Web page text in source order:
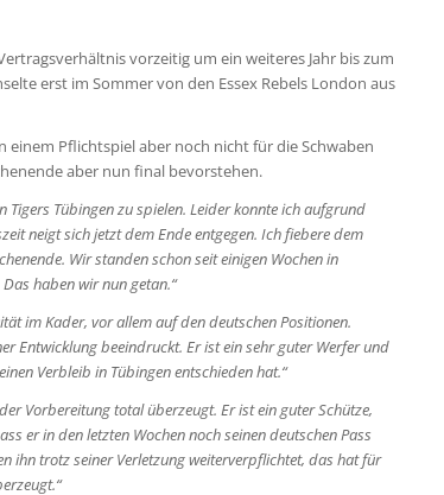
vorzeitig um ein weiteres Jahr bis zum
erst im Sommer von den Essex Rebels London aus
einem Pflichtspiel aber noch nicht für die Schwaben
aber nun final bevorstehen.
Tigers Tübingen zu spielen. Leider konnte ich aufgrund
neigt sich jetzt dem Ende entgegen. Ich fiebere dem
Wir standen schon seit einigen Wochen in
haben wir nun getan.“
im Kader, vor allem auf den deutschen Positionen.
Entwicklung beeindruckt. Er ist ein sehr guter Werfer und
Verbleib in Tübingen entschieden hat.“
Vorbereitung total überzeugt. Er ist ein guter Schütze,
er in den letzten Wochen noch seinen deutschen Pass
ihn trotz seiner Verletzung weiterverpflichtet, das hat für